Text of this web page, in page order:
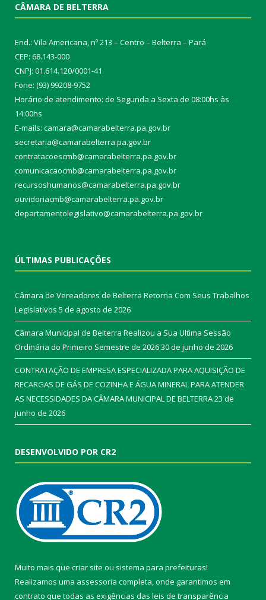
CÂMARA DE BELTERRA
End.: Vila Americana, nº 213 – Centro – Belterra – Pará
CEP: 68.143-000
CNPJ: 01.614.120/0001-41
Fone: (93) 99208-9752
Horário de atendimento: de Segunda a Sexta de 08:00hs às
14:00hs
E-mails: camara@camarabelterra.pa.gov.br
secretaria@camarabelterra.pa.gov.br
contratacoescmb@camarabelterra.pa.gov.br
comunicacaocmb@camarabelterra.pa.gov.br
recursoshumanos@camarabelterra.pa.gov.br
ouvidoriacmb@camarabelterra.pa.gov.br
departamentolegislativo@camarabelterra.pa.gov.br
ÚLTIMAS PUBLICAÇÕES
Câmara de Vereadores de Belterra Retorna Com Seus Trabalhos
Legislativos 5 de agosto de 2026
Câmara Municipal de Belterra Realizou a Sua Ultima Sessão
Ordinária do Primeiro Semestre de 202630 de junho de 2026
CONTRATAÇÃO DE EMPRESA ESPECIALIZADA PARA AQUISIÇÃO DE
RECARGAS DE GÁS DE COZINHA E ÁGUA MINERAL PARA ATENDER
AS NECESSIDADES DA CÂMARA MUNICIPAL DE BELTERRA23 de
junho de 2026
DESENVOLVIDO POR CR2
Muito mais que criar site ou sistema para prefeituras!
Realizamos uma assessoria completa, onde garantimos em
contrato que todas as exigências das leis de transparência